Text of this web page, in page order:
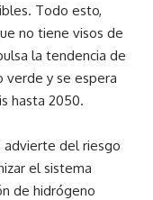
Todo esto,
no tiene visos de
la tendencia de
verde y se espera
hasta 2050.
advierte del riesgo
el sistema
de hidrógeno